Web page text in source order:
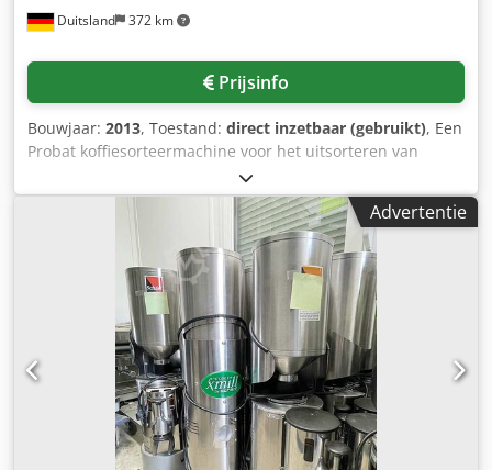
Duitsland 372 km
Prijsinfo
Bouwjaar: 2013, Toestand: direct inzetbaar (gebruikt), Een
Probat koffiesorteermachine voor het uitsorteren van
slechte koffiebonen is beschikbaar. Machinedimensies
(L/B/H): ca. 1200mm/1000mm/1800mm, gewicht: ca. 450kg.
Bezichtiging ter plaatse is mogelijk. Crsdpfx Afexbhh Asljf
Advertentie